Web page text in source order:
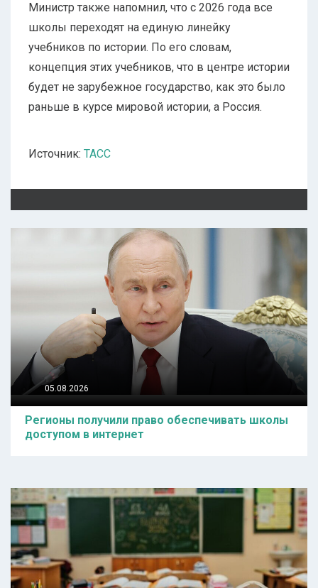
Министр также напомнил, что с 2026 года все
школы переходят на единую линейку
учебников по истории. По его словам,
концепция этих учебников, что в центре истории
будет не зарубежное государство, как это было
раньше в курсе мировой истории, а Россия.
Источник: ТАСС
05.08.2026
Регионы получили право обеспечивать школы
доступом в интернет